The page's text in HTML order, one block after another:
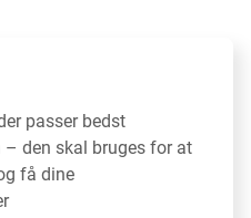
passer bedst
den skal bruges for at
få dine